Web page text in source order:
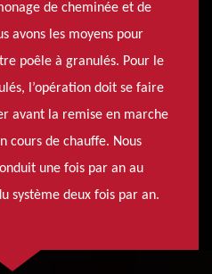
de cheminée et de
avons les moyens pour
poêle à granulés. Pour le
l’opération doit se faire
avant la remise en marche
cours de chauffe. Nous
une fois par an au
système deux fois par an.